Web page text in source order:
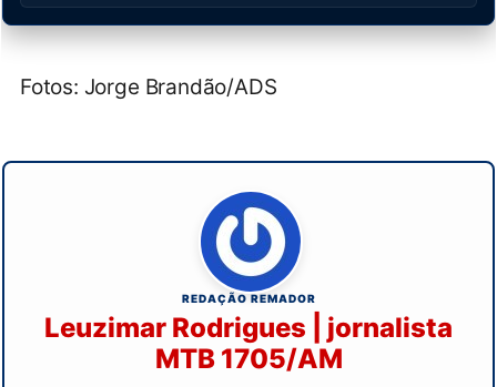
Fotos: Jorge Brandão/ADS
REDAÇÃO REMADOR
Leuzimar Rodrigues | jornalista
MTB 1705/AM